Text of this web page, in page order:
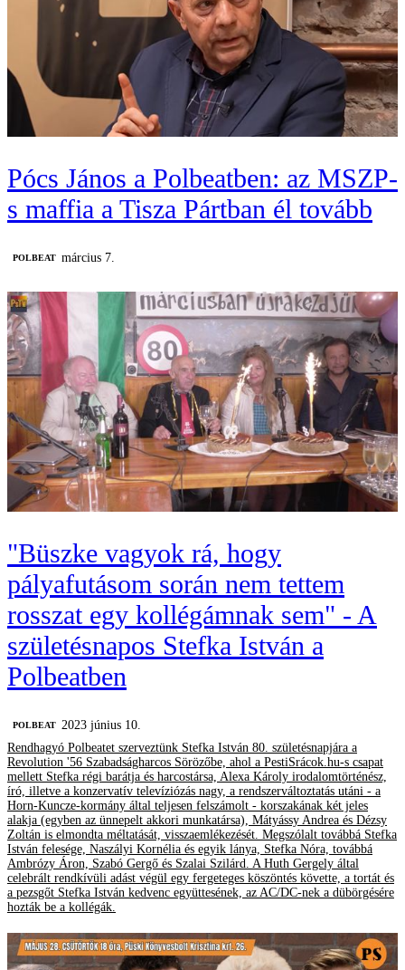
Pócs János a Polbeatben: az MSZP-
s maffia a Tisza Pártban él tovább
‎POLBEAT március 7.
"Büszke vagyok rá, hogy
pályafutásom során nem tettem
rosszat egy kollégámnak sem" - A
születésnapos Stefka István a
Polbeatben
‎POLBEAT 2023 június 10.
Rendhagyó Polbeatet szerveztünk Stefka István 80. születésnapjára a
Revolution '56 Szabadságharcos Sörözőbe, ahol a PestiSrácok.hu-s csapat
mellett Stefka régi barátja és harcostársa, Alexa Károly irodalomtörténész,
író, illetve a konzervatív televíziózás nagy, a rendszerváltoztatás utáni - a
Horn-Kuncze-kormány által teljesen felszámolt - korszakának két jeles
alakja (egyben az ünnepelt akkori munkatársa), Mátyássy Andrea és Dézsy
Zoltán is elmondta méltatását, visszaemlékezését. Megszólalt továbbá Stefka
István felesége, Naszályi Kornélia és egyik lánya, Stefka Nóra, továbbá
Ambrózy Áron, Szabó Gergő és Szalai Szilárd. A Huth Gergely által
celebrált rendkívüli adást végül egy fergeteges köszöntés követte, a tortát és
a pezsgőt Stefka István kedvenc együttesének, az AC/DC-nek a dübörgésére
hozták be a kollégák.